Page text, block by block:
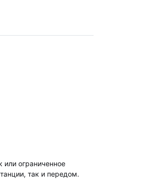
ограниченное
так и передом.